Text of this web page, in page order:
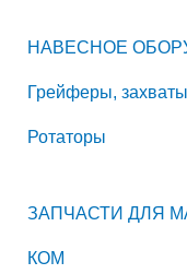
НАВЕСНОЕ
Грейферы, захваты
Ротаторы
ЗАПЧАСТИ ДЛЯ
КОМ